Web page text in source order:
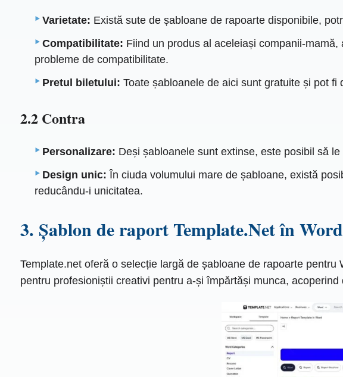
Varietate: Există sute de șabloane de rapoarte disponibile,
Compatibilitate: Fiind un produs al aceleiași companii-
probleme de compatibilitate.
Pretul biletului: Toate șabloanele de aici sunt gratuite și pot fi
2.2 Contra
Personalizare: Deși șabloanele sunt extinse, este posibil să
Design unic: În ciuda volumului mare de șabloane, există
reducându-i unicitatea.
3. Șablon de raport Template.Net în Word
Template.net oferă o selecție largă de șabloane de rapoarte
pentru profesioniștii creativi pentru a-și împărtăși munca,